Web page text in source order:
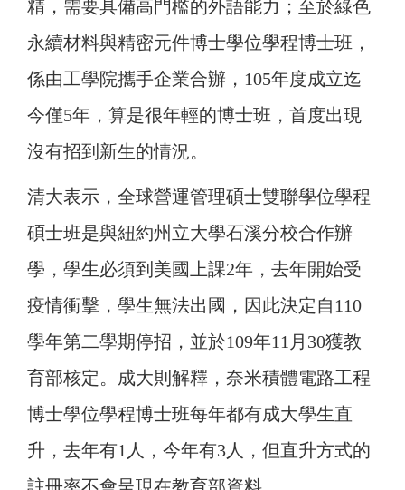
精，需要具備高門檻的外語能力；至於綠色
永續材料與精密元件博士學位學程博士班，
係由工學院攜手企業合辦，105年度成立迄
今僅5年，算是很年輕的博士班，首度出現
沒有招到新生的情況。
清大表示，全球營運管理碩士雙聯學位學程
碩士班是與紐約州立大學石溪分校合作辦
學，學生必須到美國上課2年，去年開始受
疫情衝擊，學生無法出國，因此決定自110
學年第二學期停招，並於109年11月30獲教
育部核定。 成大則解釋，奈米積體電路工程
博士學位學程博士班每年都有成大學生直
升，去年有1人，今年有3人，但直升方式的